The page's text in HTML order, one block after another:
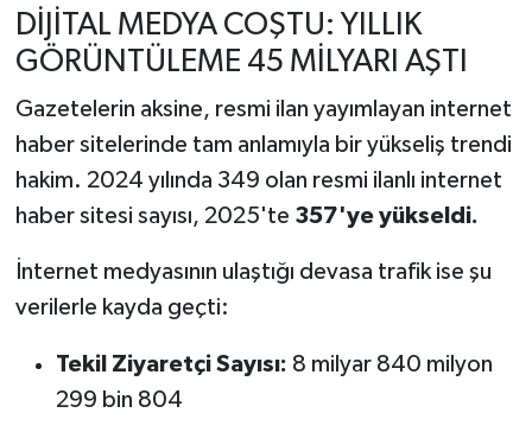
DİJİTAL MEDYA COŞTU: YILLIK
GÖRÜNTÜLEME 45 MİLYARI AŞTI
Gazetelerin aksine, resmi ilan yayımlayan internet
haber sitelerinde tam anlamıyla bir yükseliş trendi
hakim. 2024 yılında 349 olan resmi ilanlı internet
haber sitesi sayısı, 2025'te 357'ye yükseldi.
İnternet medyasının ulaştığı devasa trafik ise şu
verilerle kayda geçti:
Tekil Ziyaretçi Sayısı: 8 milyar 840 milyon
299 bin 804